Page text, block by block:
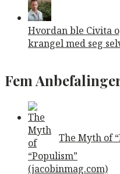
Hvordan ble Civita
krangel med seg
Fem
The Myth of